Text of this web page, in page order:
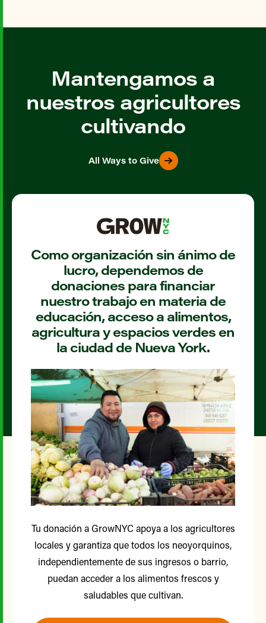
Mantengamos a
nuestros agricultores
cultivando
All Ways to Give
Como organización sin ánimo de
lucro, dependemos de
donaciones para financiar
nuestro trabajo en materia de
educación, acceso a alimentos,
agricultura y espacios verdes en
la ciudad de Nueva York.
Tu donación a GrowNYC apoya a los agricultores
locales y garantiza que todos los neoyorquinos,
independientemente de sus ingresos o barrio,
puedan acceder a los alimentos frescos y
saludables que cultivan.